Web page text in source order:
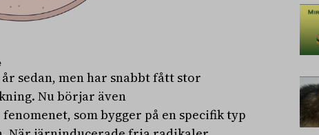
sedan, men har snabbt fått stor
Nu börjar även
som bygger på en specifik typ